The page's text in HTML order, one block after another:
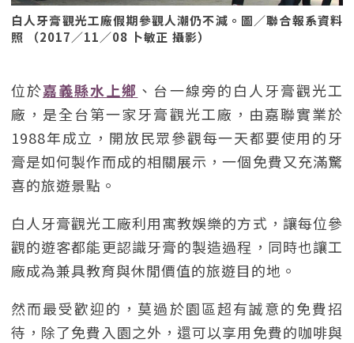
白人牙膏觀光工廠假期參觀人潮仍不減。圖／聯合報系資料
照 （2017／11／08 卜敏正 攝影）
位於嘉義縣水上鄉 、台一線旁的白人牙膏觀光工
廠，是全台第一家牙膏觀光工廠，由嘉聯實業於
1988年成立，開放民眾參觀每一天都要使用的牙
膏是如何製作而成的相關展示，一個免費又充滿驚
喜的旅遊景點。
白人牙膏觀光工廠利用寓教娛樂的方式，讓每位參
觀的遊客都能更認識牙膏的製造過程，同時也讓工
廠成為兼具教育與休閒價值的旅遊目的地。
然而最受歡迎的，莫過於園區超有誠意的免費招
待，除了免費入園之外，還可以享用免費的咖啡與